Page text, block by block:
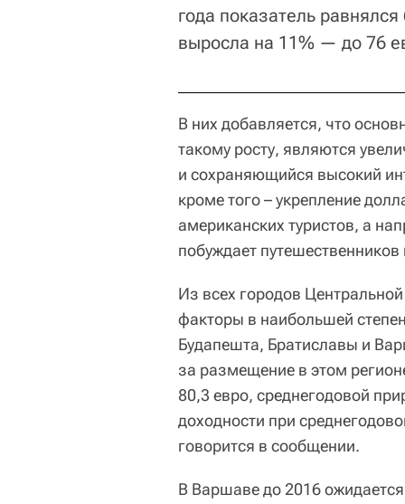
года показатель
выросла на 11% — до 76
В них добавляется, что
такому росту, являются
и сохраняющийся высокий
кроме того – укрепление
американских туристов, а
побуждает
Из всех городов
факторы в наибольшей
Будапешта, Братиславы и
за размещение в этом
80,3 евро, среднегодовой
доходности при
говорится в сообщении.
В Варшаве до 2016